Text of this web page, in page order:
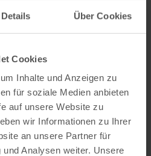
Details Über Cookies
Cookies
Inhalte und Anzeigen zu
für soziale Medien anbieten
auf unsere Website zu
wir Informationen zu Ihrer
an unsere Partner für
Analysen weiter. Unsere